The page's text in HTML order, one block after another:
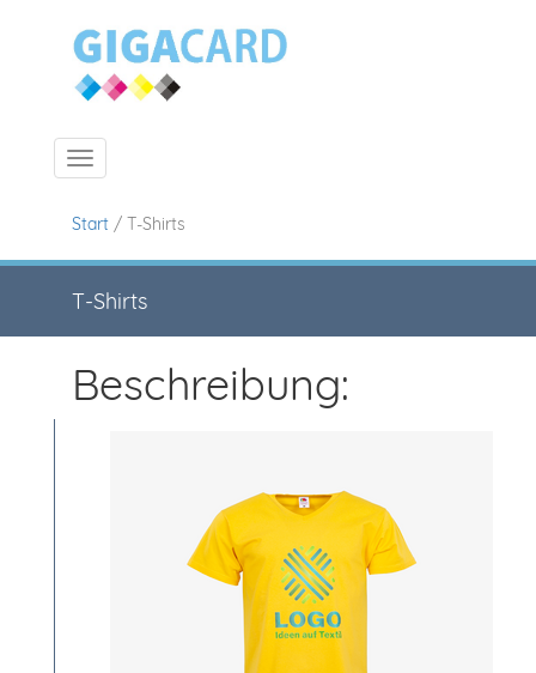
Navigation ein-/ausblenden
Start / T-Shirts
T-Shirts
Beschreibung: